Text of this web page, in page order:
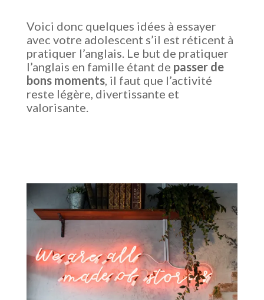
Voici donc quelques idées à essayer
avec votre adolescent s’il est réticent à
pratiquer l’anglais. Le but de pratiquer
l’anglais en famille étant de passer de
bons moments, il faut que l’activité
reste légère, divertissante et
valorisante.